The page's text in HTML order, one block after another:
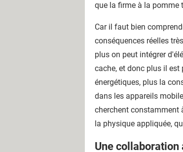
que la firme à la pomme
Car il faut bien
conséquences réelles
plus on peut intégrer
cache, et donc plus il est
énergétiques, plus la
dans les appareils
cherchent constamment
la physique appliquée,
Une